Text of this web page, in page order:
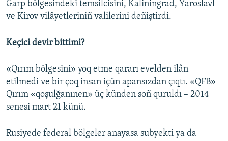
Ğarp bölgesindeki temsilcisini, Kaliningrad, Yaroslavl
ve Kirov vilâyetleriniñ valilerini deñiştirdi.
Keçici devir bittimi?
«Qırım bölgesini» yoq etme qararı evelden ilân
etilmedi ve bir çoq insan içün apansızdan çıqtı. «QFB»
Qırım «qoşulğanınen» üç künden soñ quruldı – 2014
senesi mart 21 künü.
Rusiyede federal bölgeler anayasa subyekti ya da